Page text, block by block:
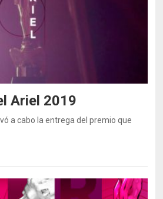
Ariel 2019
a cabo la entrega del premio que